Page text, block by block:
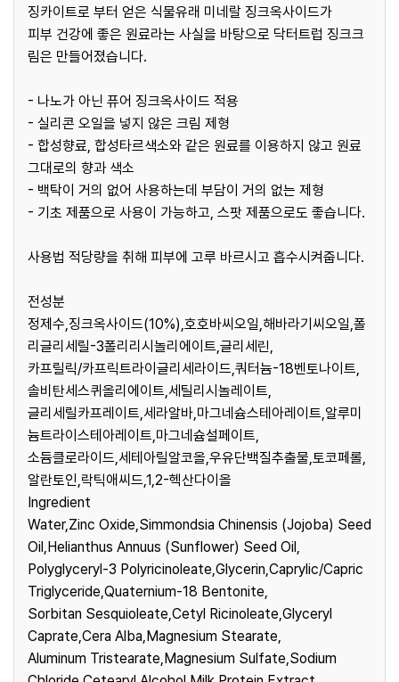
징카이트로 부터 얻은 식물유래 미네랄 징크옥사이드가
피부 건강에 좋은 원료라는 사실을 바탕으로 닥터트럽 징크크
림은 만들어졌습니다.
- 나노가 아닌 퓨어 징크옥사이드 적용
- 실리콘 오일을 넣지 않은 크림 제형
- 합성향료, 합성타르색소와 같은 원료를 이용하지 않고 원료
그대로의 향과 색소
- 백탁이 거의 없어 사용하는데 부담이 거의 없는 제형
- 기초 제품으로 사용이 가능하고, 스팟 제품으로도 좋습니다.
사용법 적당량을 취해 피부에 고루 바르시고 흡수시켜줍니다.
전성분
정제수,징크옥사이드(10%),호호바씨오일,해바라기씨오일,폴
리글리세릴-3폴리리시놀리에이트,글리세린,
카프릴릭/카프릭트라이글리세라이드,쿼터늄-18벤토나이트,
솔비탄세스퀴올리에이트,세틸리시놀레이트,
글리세릴카프레이트,세라알바,마그네슘스테아레이트,알루미
늄트라이스테아레이트,마그네슘설페이트,
소듐클로라이드,세테아릴알코올,우유단백질추출물,토코페롤,
알란토인,락틱애씨드,1,2-헥산다이올
Ingredient
Water,Zinc Oxide,Simmondsia Chinensis (Jojoba) Seed
Oil,Helianthus Annuus (Sunflower) Seed Oil,
Polyglyceryl-3 Polyricinoleate,Glycerin,Caprylic/Capric
Triglyceride,Quaternium-18 Bentonite,
Sorbitan Sesquioleate,Cetyl Ricinoleate,Glyceryl
Caprate,Cera Alba,Magnesium Stearate,
Aluminum Tristearate,Magnesium Sulfate,Sodium